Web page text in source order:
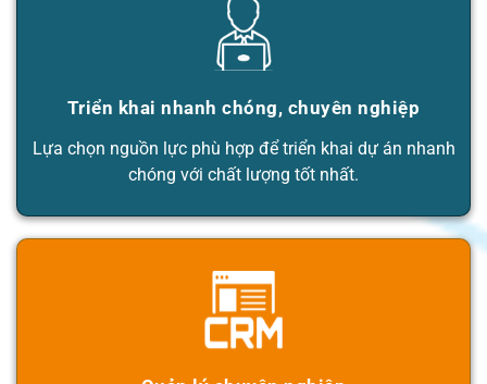
Triển khai nhanh chóng, chuyên nghiệp
Lựa chọn nguồn lực phù hợp để triển khai dự án nhanh
chóng với chất lượng tốt nhất.